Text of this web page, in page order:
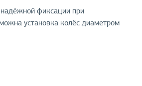
фиксации при
установка колёс диаметром